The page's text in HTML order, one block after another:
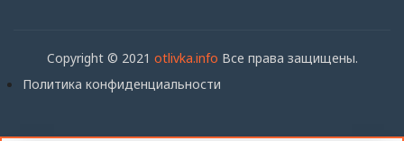
Copyright © 2021 otlivka.info Все права защищены.
Политика конфиденциальности